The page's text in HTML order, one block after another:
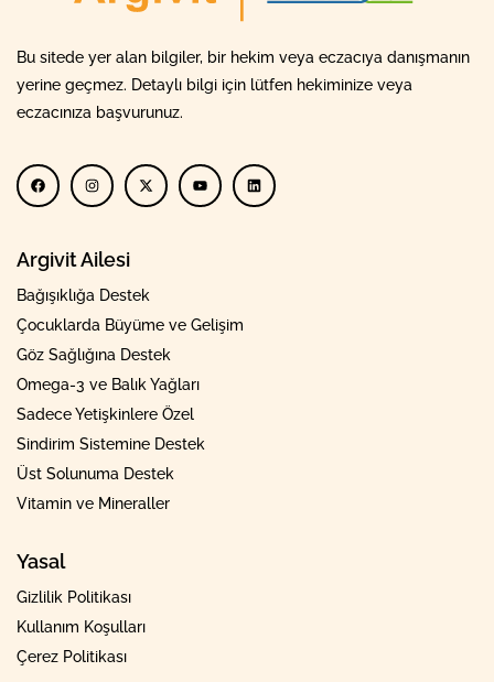
Bu sitede yer alan bilgiler, bir hekim veya eczacıya danışmanın
yerine geçmez. Detaylı bilgi için lütfen hekiminize veya
eczacınıza başvurunuz.
Argivit Ailesi
Bağışıklığa Destek
Çocuklarda Büyüme ve Gelişim
Göz Sağlığına Destek
Omega-3 ve Balık Yağları
Sadece Yetişkinlere Özel
Sindirim Sistemine Destek
Üst Solunuma Destek
Vitamin ve Mineraller
Yasal
Gizlilik Politikası
Kullanım Koşulları
Çerez Politikası